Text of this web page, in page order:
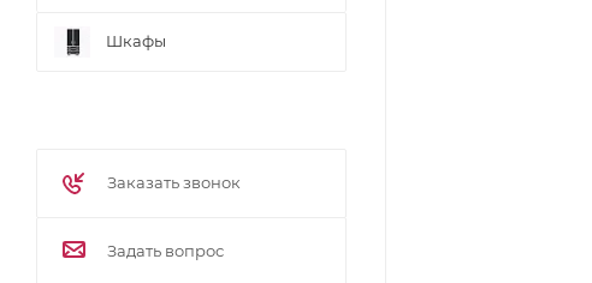
Шкафы
Заказать звонок
Задать вопрос